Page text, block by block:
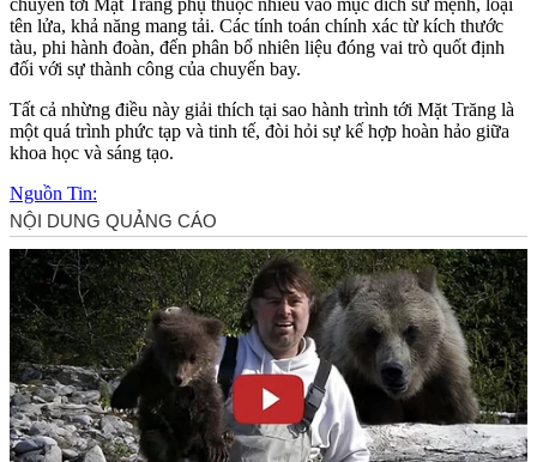
tên lửa, khả năng mang tải. Các tính toán chính xác từ kích thước
tàu, phi hành đoàn, đến phân bổ nhiên liệu đóng vai trò quốt định
đối với sự thành công của chuyến bay.
Tất cả nhừng điều này giải thích tại sao hành trình tới Mặt Trăng là
một quá trình phức tạp và tinh tế, đòi hỏi sự kế hợp hoàn hảo giữa
khoa học và sáng tạo.
Nguồn Tin: